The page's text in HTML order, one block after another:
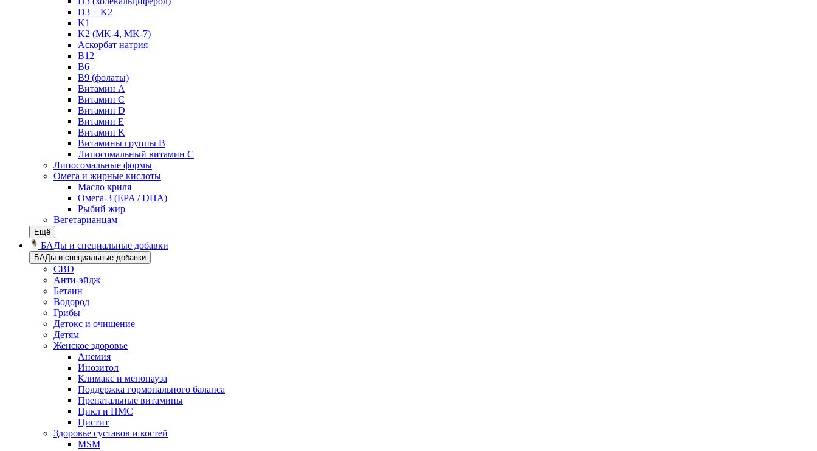
D3 + K2
K1
K2 (MK-4, MK-7)
Аскорбат натрия
В12
В6
В9 (фолаты)
Витамин A
Витамин C
Витамин D
Витамин E
Витамин K
Витамины группы B
Липосомальный витамин C
Липосомальные формы
Омега и жирные кислоты
Масло криля
Омега-3 (EPA / DHA)
Рыбий жир
Вегетарианцам
Ещё
БАДы и специальные добавки
БАДы и специальные добавки
CBD
Анти-эйдж
Бетаин
Водород
Грибы
Детокс и очищение
Детям
Женское здоровье
Анемия
Инозитол
Климакс и менопауза
Поддержка гормонального баланса
Пренатальные витамины
Цикл и ПМС
Цистит
Здоровье суставов и костей
MSM